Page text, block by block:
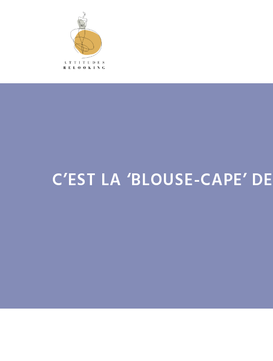
C’EST LA ‘BLOUSE-CAPE’